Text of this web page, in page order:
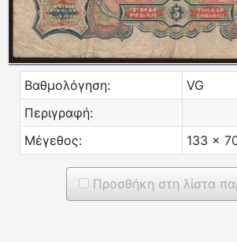
Βαθμολόγηση:
VG
Περιγραφή:
Μέγεθος:
133 x
Προσθήκη στη λίστα